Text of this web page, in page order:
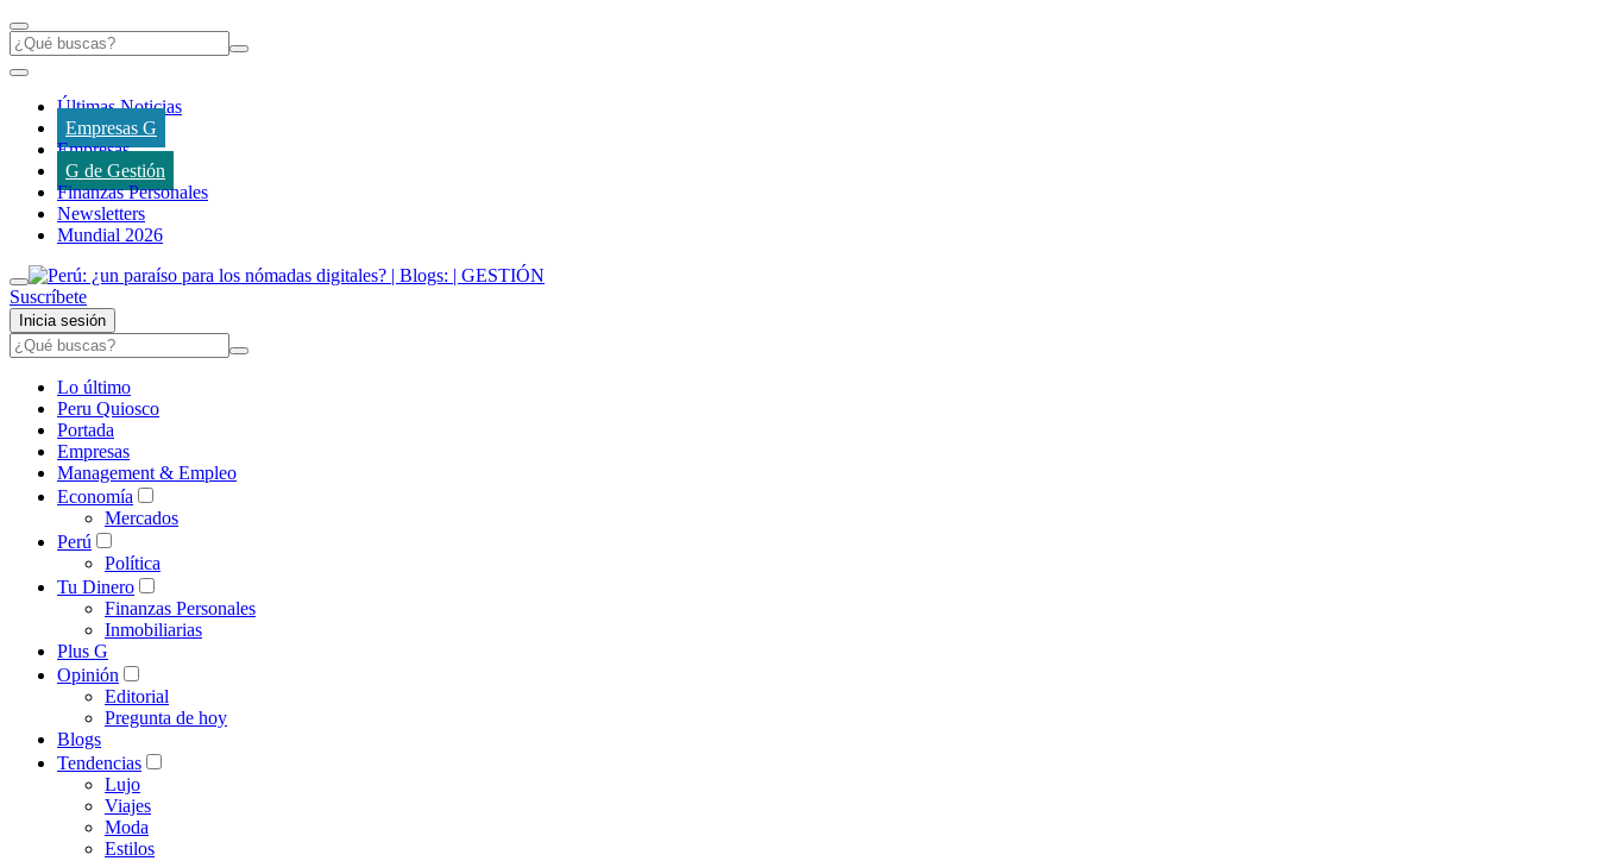
Últimas Noticias
Empresas G
Empresas
G de Gestión
Finanzas Personales
Newsletters
Mundial 2026
Suscríbete
Inicia sesión
Lo último
Peru Quiosco
Portada
Empresas
Management & Empleo
Economía
Mercados
Perú
Política
Tu Dinero
Finanzas Personales
Inmobiliarias
Plus G
Opinión
Editorial
Pregunta de hoy
Blogs
Tendencias
Lujo
Viajes
Moda
Estilos